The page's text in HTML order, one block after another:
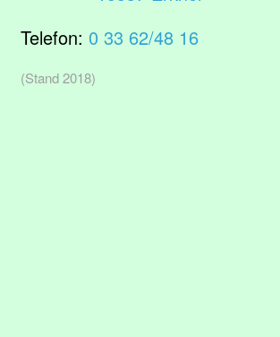
Telefon: 0 33 62/48 16
(Stand 2018)